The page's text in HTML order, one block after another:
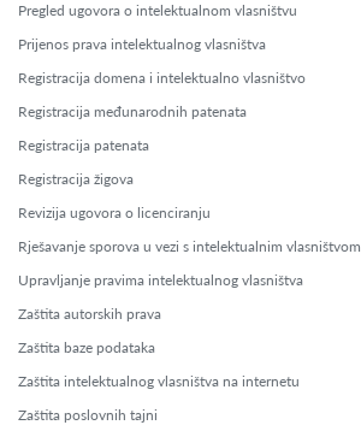
Pregled ugovora o intelektualnom vlasništvu
Prijenos prava intelektualnog vlasništva
Registracija domena i intelektualno vlasništvo
Registracija međunarodnih patenata
Registracija patenata
Registracija žigova
Revizija ugovora o licenciranju
Rješavanje sporova u vezi s intelektualnim vlasništvom
Upravljanje pravima intelektualnog vlasništva
Zaštita autorskih prava
Zaštita baze podataka
Zaštita intelektualnog vlasništva na internetu
Zaštita poslovnih tajni